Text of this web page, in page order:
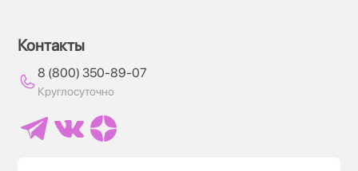
Контакты
8 (800) 350-89-07
Круглосуточно